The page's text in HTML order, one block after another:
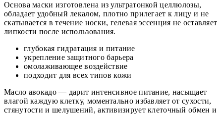
Основа маски изготовлена из ультратонкой целлюлозы,
обладает удобный лекалом, плотно прилегает к лицу и не
скатывается в течение носки, гелевая эссенция не оставляет
липкости после использования.
глубокая гидратация и питание
укрепление защитного барьера
омолаживающее воздействие
подходит для всех типов кожи
Масло авокадо — дарит интенсивное питание, насыщает
влагой каждую клетку, моментально избавляет от сухости,
стянутости и шелушений, активизирует клеточный обмен и